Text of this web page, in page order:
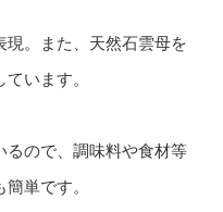
現。また、天然石雲母を
います。
るので、調味料や食材等
単です。